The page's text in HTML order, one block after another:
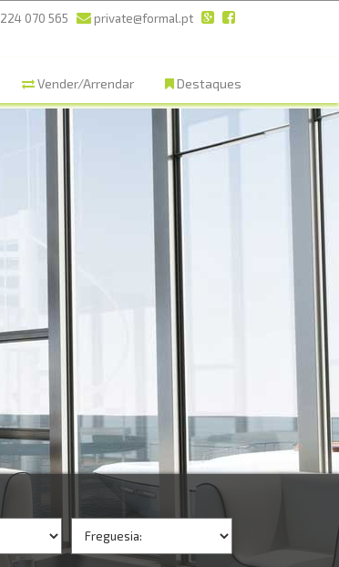
224 070 565 private@formal.pt
Vender/Arrendar Destaques